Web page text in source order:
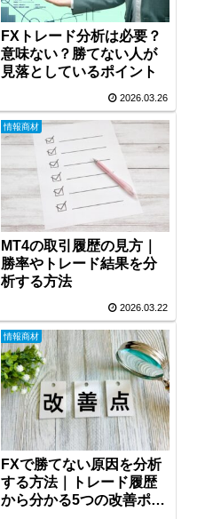
FXトレード分析は必要？
意味ない？勝てない人が
見落としているポイント
2026.03.26
情報商材
MT4の取引履歴の見方｜
勝率やトレード結果を分
析する方法
2026.03.22
情報商材
FXで勝てない原因を分析
する方法｜トレード履歴
から分かる5つの改善ポイ